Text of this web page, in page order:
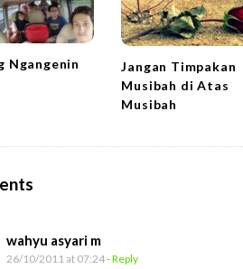
Ngangenin
Jangan Timpakan
Musibah di Atas
Musibah
a
wahyu asyari m
26/10/2011 at 07:24- Reply